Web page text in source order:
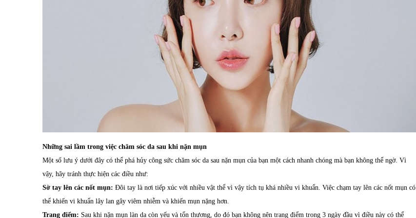
Những sai lầm trong việc chăm sóc da sau khi nặn mụn
Một số lưu ý dưới đây có thể phá hủy công sức chăm sóc da sau nặn mụn của bạn một cách nhanh chóng mà bạn không thể ngờ. Vì
vậy, hãy tránh thực hiện các điều như:
Sờ tay lên các nốt mụn: Đôi tay là nơi tiếp xúc với nhiều vật thể vì vậy tích tụ khá nhiều vi khuẩn. Việc chạm tay lên các nốt mụn có
thể khiến vi khuẩn lây lan gây viêm nhiễm và khiến mụn nặng hơn.
Trang điểm: Sau khi nặn mụn làn da còn yếu và tổn thương, do đó bạn không nên trang điểm trong 3 ngày đầu vì điều này có thể